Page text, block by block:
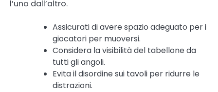
l’uno dall’altro.
Assicurati di avere spazio adeguato per i
giocatori per muoversi.
Considera la visibilità del tabellone da
tutti gli angoli.
Evita il disordine sui tavoli per ridurre le
distrazioni.